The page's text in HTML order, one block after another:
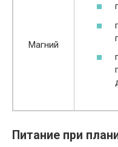
Магний
Питание при